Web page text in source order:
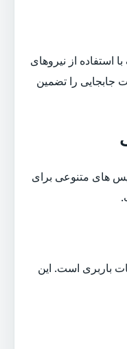
از نیروهای
جابجایی را تضمین
های متنوعی برای
باربری است. این